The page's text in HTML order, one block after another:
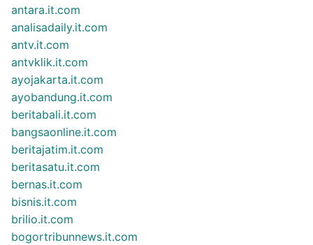
antara.it.com
analisadaily.it.com
antv.it.com
antvklik.it.com
ayojakarta.it.com
ayobandung.it.com
beritabali.it.com
bangsaonline.it.com
beritajatim.it.com
beritasatu.it.com
bernas.it.com
bisnis.it.com
brilio.it.com
bogortribunnews.it.com